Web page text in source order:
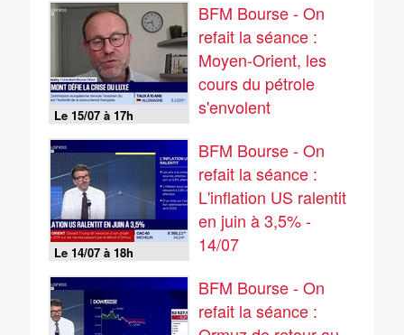
Le 15/07 à 17h
BFM Bourse - On
refait la séance :
Moyen-Orient, les
cours du pétrole
s'envolent
Le 14/07 à 18h
BFM Bourse - On
refait la séance :
L'inflation US ralentit
en juin à 3,5% -
14/07
BFM Bourse - On
refait la séance :